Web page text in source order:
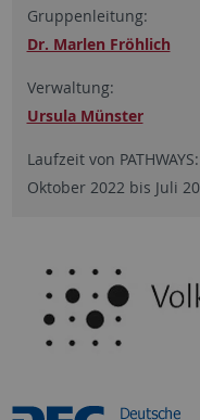
Gruppenleitung:
Dr. Marlen Fröhlich
Verwaltung:
Ursula Münster
Laufzeit von PATHWAYS:
Oktober 2022 bis Juli